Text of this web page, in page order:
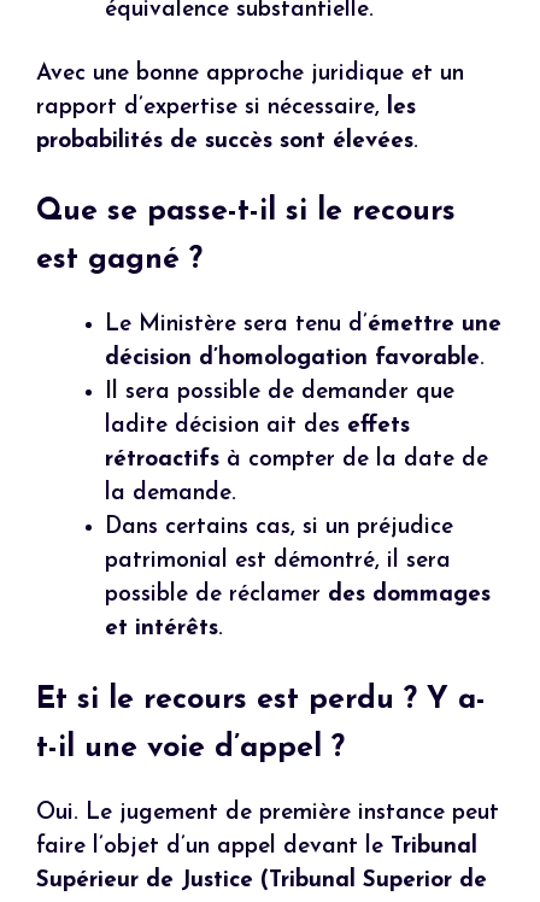
équivalence substantielle.
Avec une bonne approche juridique et un
rapport d’expertise si nécessaire,
les
probabilités de succès sont élevées.
Que se passe-t-il si le recours
est gagné ?
Le Ministère sera tenu d’ émettre une
décision d’homologation favorable.
Il sera possible de demander que
ladite décision ait des effets
rétroactifs à compter de la date de
la demande.
Dans certains cas, si un préjudice
patrimonial est démontré, il sera
possible de réclamer des dommages
et intérêts.
Et si le recours est perdu ? Y a-
t-il une voie d’appel ?
Oui. Le jugement de première instance peut
faire l’objet d’un appel devant le Tribunal
Supérieur de Justice (Tribunal Superior de